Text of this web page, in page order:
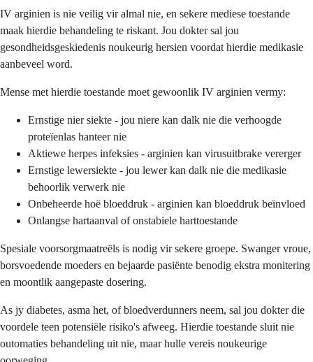
IV arginien is nie veilig vir almal nie, en sekere mediese toestande
maak hierdie behandeling te riskant. Jou dokter sal jou
gesondheidsgeskiedenis noukeurig hersien voordat hierdie medikasie
aanbeveel word.
Mense met hierdie toestande moet gewoonlik IV arginien vermy:
Ernstige nier siekte - jou niere kan dalk nie die verhoogde
proteïenlas hanteer nie
Aktiewe herpes infeksies - arginien kan virusuitbrake vererger
Ernstige lewersiekte - jou lewer kan dalk nie die medikasie
behoorlik verwerk nie
Onbeheerde hoë bloeddruk - arginien kan bloeddruk beïnvloed
Onlangse hartaanval of onstabiele harttoestande
Spesiale voorsorgmaatreëls is nodig vir sekere groepe. Swanger vroue,
borsvoedende moeders en bejaarde pasiënte benodig ekstra monitering
en moontlik aangepaste dosering.
As jy diabetes, asma het, of bloedverdunners neem, sal jou dokter die
voordele teen potensiële risiko's afweeg. Hierdie toestande sluit nie
outomaties behandeling uit nie, maar hulle vereis noukeurige